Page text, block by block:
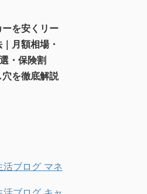
を安くリー
月額相場・
・保険割
を徹底解説